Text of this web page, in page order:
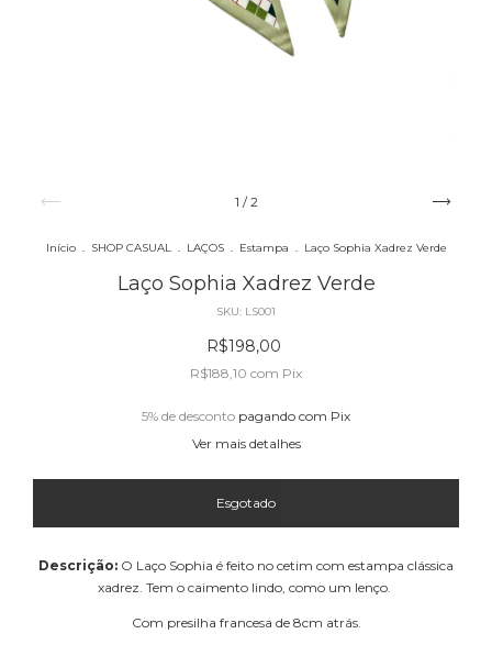
1 /2
Início SHOP CASUAL LAÇOS Estampa Laço Sophia Xadrez Verde
Laço Sophia Xadrez Verde
SKU: LS001
R$198,00
R$188,10 com Pix
5% de desconto pagando com Pix
Ver mais detalhes
Descrição: O Laço Sophia é feito no cetim com estampa clássica
xadrez. Tem o caimento lindo, como um lenço.
Com presilha francesa de 8cm atrás.